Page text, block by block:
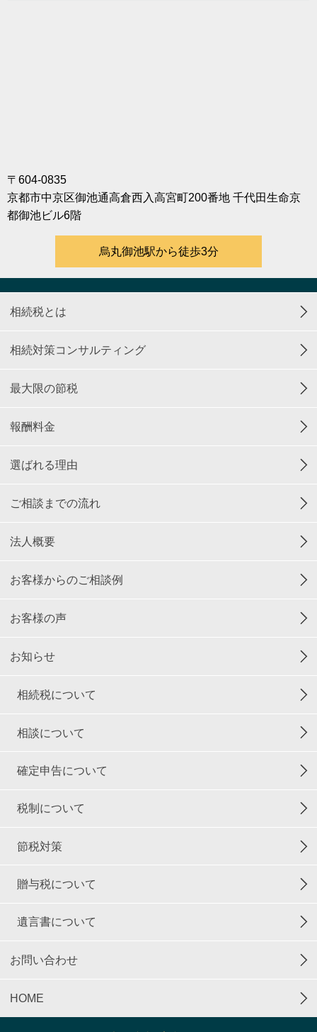
〒604-0835
京都市中京区御池通高倉西入高宮町200番地 千代田生命京
都御池ビル6階
烏丸御池駅から徒歩3分
相続税とは
相続対策コンサルティング
最大限の節税
報酬料金
選ばれる理由
ご相談までの流れ
法人概要
お客様からのご相談例
お客様の声
お知らせ
相続税について
相談について
確定申告について
税制について
節税対策
贈与税について
遺言書について
お問い合わせ
HOME